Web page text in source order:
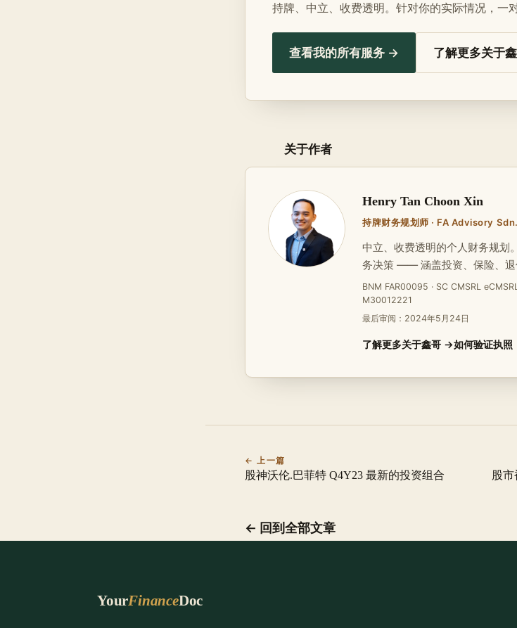
持牌、中立、收费透明。针对你的实际情况，一
查看我的所有服务 → 了解更多关于
关于作者
Henry Tan Choon Xin
持牌财务规划师 · FA Advisory
中立、收费透明的个人财务规划
务决策 —— 涵盖投资、保险、退
BNM FAR00095 · SC CMSRL
M30012221
最后审阅： 2024年5月24日
了解更多关于鑫哥 →如何验证执照
← 上一篇
股神沃伦.巴菲特 Q4Y23 最新的投资组合
股市
← 回到全部文章
YourFinanceDoc